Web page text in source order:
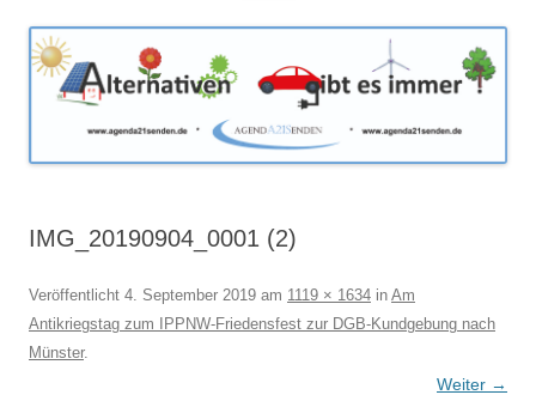
IMG_20190904_0001 (2)
Veröffentlicht 4. September 2019 am 1119 × 1634 in Am
Antikriegstag zum IPPNW-Friedensfest zur DGB-Kundgebung nach
Münster.
Weiter →